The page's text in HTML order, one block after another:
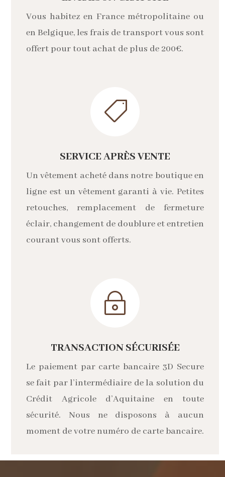
Vous habitez en France métropolitaine ou
en Belgique, les frais de transport vous sont
offert pour tout achat de plus de 200€.

SERVICE APRÈS VENTE
Un vêtement acheté dans notre boutique en
ligne est un vêtement garanti à vie. Petites
retouches, remplacement de fermeture
éclair, changement de doublure et entretien
courant vous sont offerts.
~
TRANSACTION SÉCURISÉE
Le paiement par carte bancaire 3D Secure
se fait par l’intermédiaire de la solution du
Crédit Agricole d’Aquitaine en toute
sécurité. Nous ne disposons à aucun
moment de votre numéro de carte bancaire.